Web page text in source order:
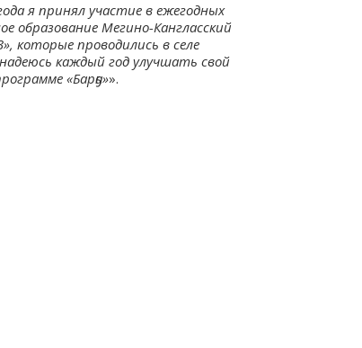
я принял участие в ежегодных
образование Мегино-Кангласский
которые проводились в селе
каждый год улучшать свой
«Барҕа»».